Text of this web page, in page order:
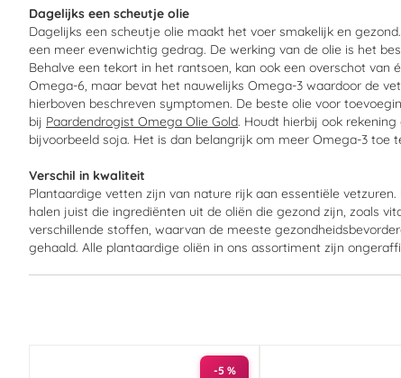
Dagelijks een scheutje olie
Dagelijks een scheutje olie maakt het voer smakelijk en
een meer evenwichtig gedrag. De werking van de olie is het
Behalve een tekort in het rantsoen, kan ook een overschot
Omega-6, maar bevat het nauwelijks Omega-3 waardoor de
hierboven beschreven symptomen. De beste olie voor
bij Paardendrogist Omega Olie Gold. Houdt hierbij ook
bijvoorbeeld soja. Het is dan belangrijk om meer Omega-3 toe
Verschil in kwaliteit
Plantaardige vetten zijn van nature rijk aan essentiële
halen juist die ingrediënten uit de oliën die gezond zijn, zoals
verschillende stoffen, waarvan de meeste
gehaald. Alle plantaardige oliën in ons assortiment zijn
-5 %